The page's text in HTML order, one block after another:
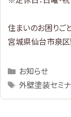
住まいのお困りご
宮城県仙台市泉
Categories
お知らせ
Tags
外壁塗装セミ